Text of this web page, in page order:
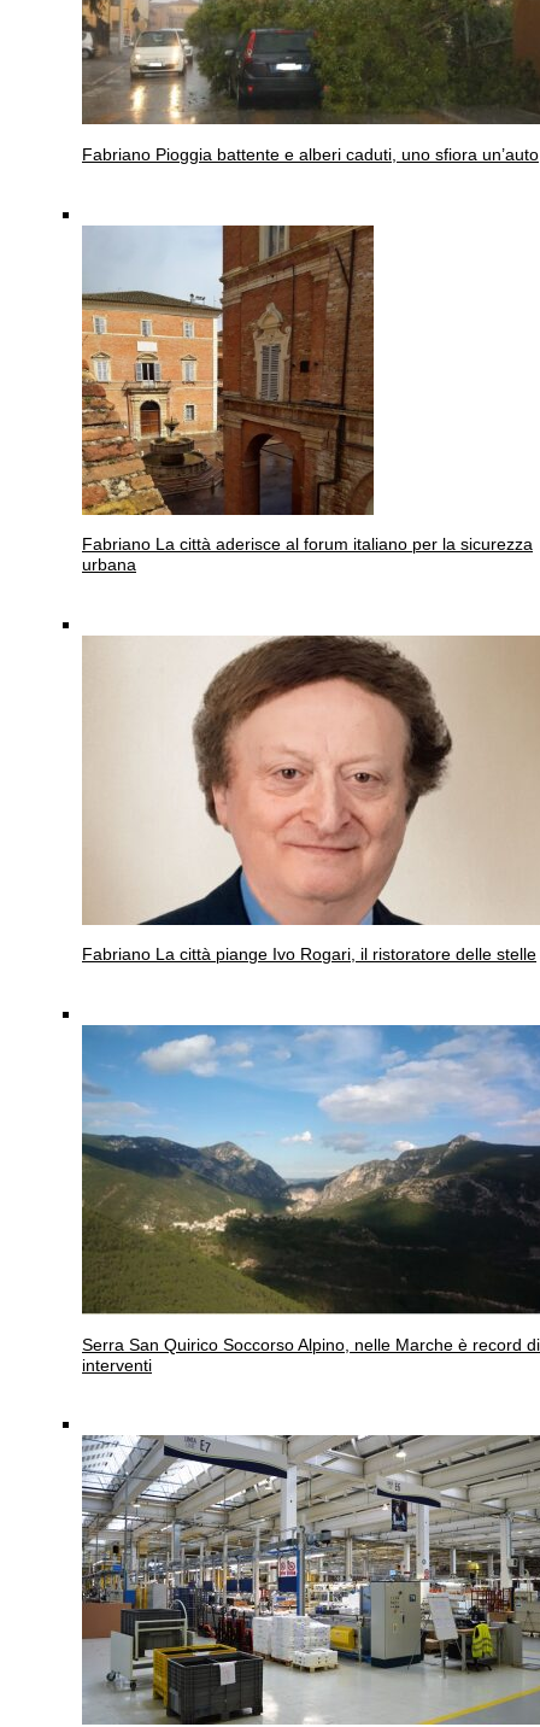
Fabriano Pioggia battente e alberi caduti, uno sfiora un’auto
Fabriano La città aderisce al forum italiano per la sicurezza
urbana
Fabriano La città piange Ivo Rogari, il ristoratore delle stelle
Serra San Quirico Soccorso Alpino, nelle Marche è record di
interventi